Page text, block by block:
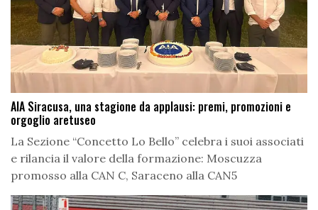
AIA Siracusa, una stagione da applausi: premi, promozioni e
orgoglio aretuseo
La Sezione “Concetto Lo Bello” celebra i suoi associati
e rilancia il valore della formazione: Moscuzza
promosso alla CAN C, Saraceno alla CAN5